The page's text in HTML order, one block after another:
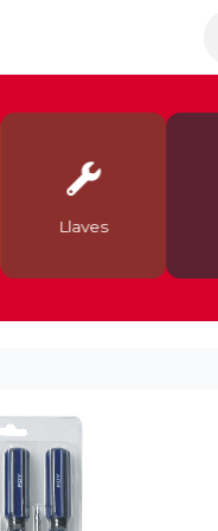
Llaves